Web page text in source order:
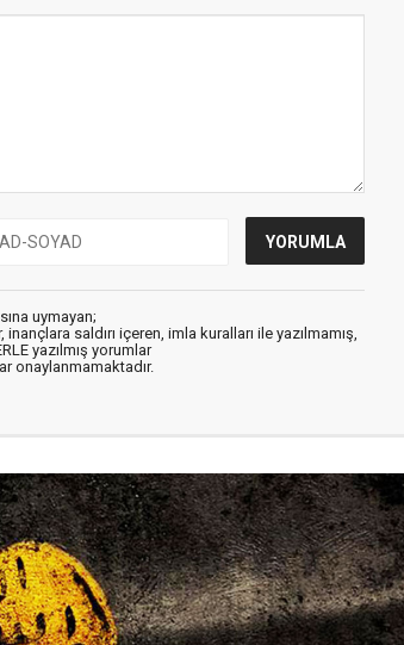
uymayan;
saldırı içeren, imla kuralları ile yazılmamış,
yazılmış yorumlar
onaylanmamaktadır.